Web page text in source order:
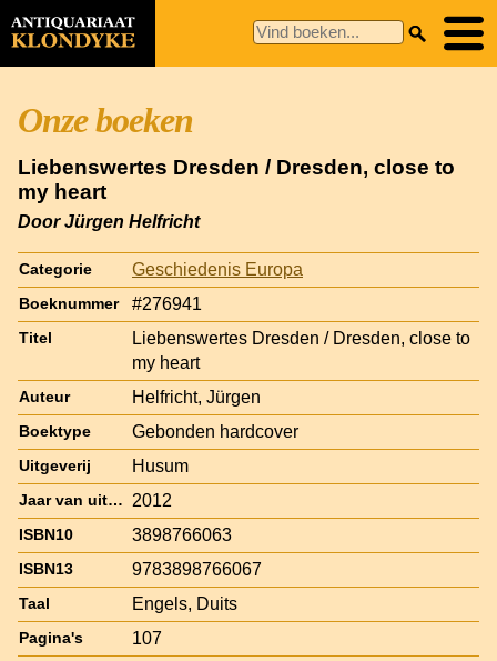
Onze boeken
Liebenswertes Dresden / Dresden, close to
my heart
Door Jürgen Helfricht
Categorie Geschiedenis Europa
Boeknummer #276941
Titel
Liebenswertes Dresden / Dresden, close to
my heart
Auteur Helfricht, Jürgen
Boektype Gebonden hardcover
Uitgeverij Husum
Jaar van uitgave 2012
ISBN10 3898766063
ISBN13 9783898766067
Taal Engels, Duits
Pagina's 107